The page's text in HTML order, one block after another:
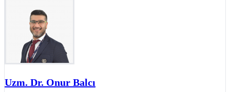
Uzm. Dr. Onur Balcı